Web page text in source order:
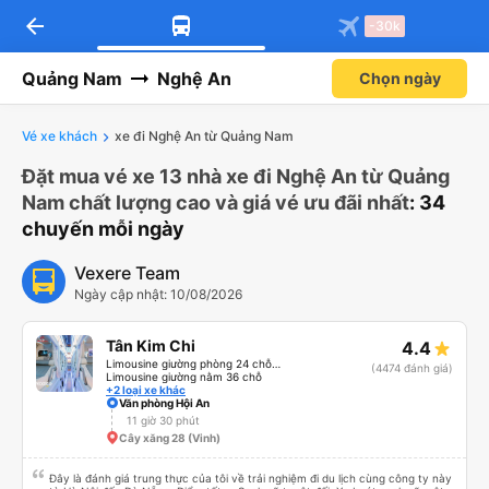
arrow_back -30k
Quảng Nam Nghệ An Chọn ngày
Vé xe khách xe đi Nghệ An từ Quảng Nam
Đặt mua vé xe 13 nhà xe đi Nghệ An từ Quảng
Nam chất lượng cao và giá vé ưu đãi nhất: 34
chuyến mỗi ngày
Vexere Team
Ngày cập nhật: 10/08/2026
Tân Kim Chi
Limousine giường phòng 24 chỗ (CABIN)
Limousine giường nằm 36 chỗ
+2 loại xe khác
4.4
(4474 đánh giá)
Văn phòng Hội An
11 giờ 30 phút
Cây xăng 28 (Vinh)
Đây là đánh giá trung thực của tôi về trải nghiệm đi du lịch cùng công ty này